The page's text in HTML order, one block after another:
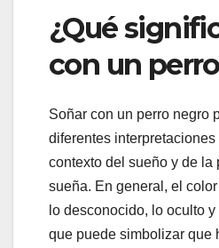
¿Qué
con un
Soñar con un perro negro
diferentes interpretaciones
contexto del sueño y de la
sueña. En general, el
lo desconocido, lo oculto
que puede simbolizar que